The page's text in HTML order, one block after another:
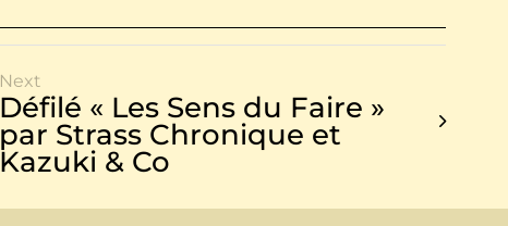
Next
Défilé « Les Sens du Faire »
par Strass Chronique et
Kazuki & Co